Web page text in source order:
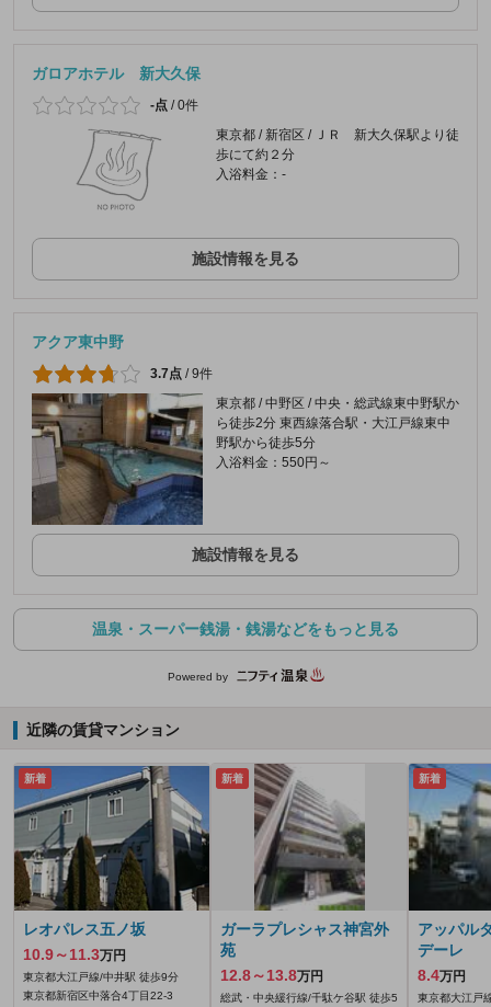
ガロアホテル 新大久保
-点 /0件
東京都 / 新宿区 / ＪＲ 新大久保駅より徒
歩にて約２分
入浴料金：-
施設情報を見る
アクア東中野
3.7点 /9件
東京都 / 中野区 / 中央・総武線東中野駅か
ら徒歩2分 東西線落合駅・大江戸線東中
野駅から徒歩5分
入浴料金：550円～
施設情報を見る
温泉・スーパー銭湯・銭湯などをもっと見る
Powered by
近隣の賃貸マンション
新着
レオパレス五ノ坂
10.9～11.3万円
東京都大江戸線/中井駅 徒歩9分
東京都新宿区中落合4丁目22-3
新着
ガーラプレシャス神宮外
苑
12.8～13.8万円
総武・中央緩行線/千駄ケ谷駅 徒歩5
新着
アッパル
デーレ
8.4万円
東京都大江戸